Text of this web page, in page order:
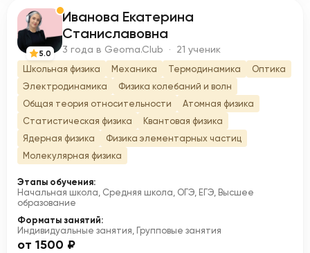
И
5.0
Иванова Екатерина
Станиславовна
3 года в Geoma.Club · 21 ученик
Школьная физика Механика Термодинамика
Оптика
Электродинамика
Физика колебаний и волн
Общая теория относительности
Атомная физика
Статистическая физика
Квантовая физика
Ядерная физика
Физика элементарных частиц
Молекулярная физика
Этапы обучения:
Начальная школа, Средняя школа, ОГЭ, ЕГЭ, Высшее
образование
Форматы занятий:
Индивидуальные занятия, Групповые занятия
от 1500 ₽